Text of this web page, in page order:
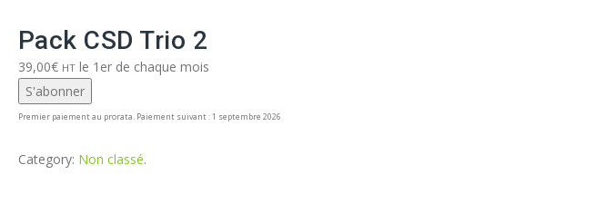
contenuPack CSD Trio 2
39,00€ HT le 1er de chaque mois
S'abonner
Premier paiement au prorata. Paiement suivant : 1 septembre 2026
Category: Non classé.